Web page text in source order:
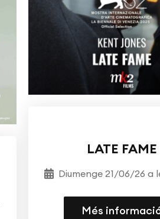
LATE FAME
Diumenge 21/06/26 a
Més